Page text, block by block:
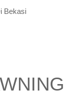
Bekasi